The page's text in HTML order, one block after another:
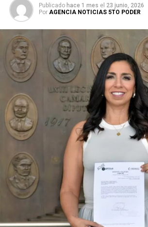
Durante su encargo en la Cámara Alta,
su agenda legislativa en iniciativas
robustecer el desarrollo económico, la
turística y la equidad social. Sin
coyuntura actual exige priorizar la
para asegurar la continuidad del
región sureste del país.
Con esta determinación, el senador abre
decisiva en su trayectoria pública,
estrategia de cercanía ciudadana. Su
Roo busca garantizar la cohesión de las
izquierda de cara a los próximos retos
institucional se procesará conforme a
establecidos, manteniendo la
Publicado hace 1 mes el 23 junio, 2026
Por AGENCIA NOTICIAS 5TO PODER